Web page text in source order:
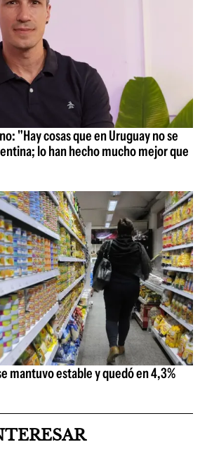
"Hay cosas que en Uruguay no se
lo han hecho mucho mejor que
mantuvo estable y quedó en 4,3%